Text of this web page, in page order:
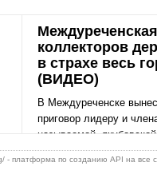
коллекторов
в страхе весь
(ВИДЕО)
В Междуреченске
приговор лидеру и
называемой, якубовской
группировки.
city-n.ru
- платформа по созданию API на все